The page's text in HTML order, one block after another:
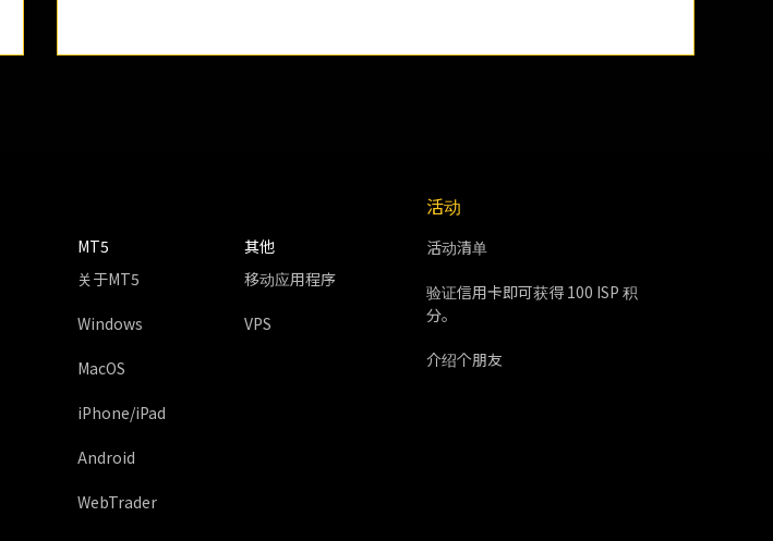
MT5
关于MT5
Windows
MacOS
iPhone/iPad
Android
WebTrader
其他
移动应用程序
VPS
活动
活动清单
验证信用卡即可获得 100 ISP 积
分。
介绍个朋友